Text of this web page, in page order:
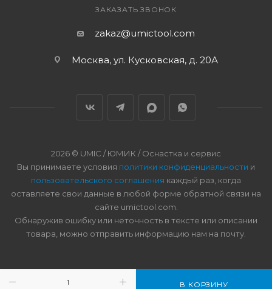
В КОРЗИНУ
ЗАКАЗАТЬ ЗВОНОК
zakaz@umictool.com
Москва, ул. Кусковская, д. 20А
2026 © UMIC / ЮМИК / Оснастка и сервис
Вы принимаете условия политики конфиденциальности и
пользовательского соглашения каждый раз, когда
оставляете свои данные в любой форме обратной связи на
сайте umictool.com.
Обнаружив ошибку или неточность в тексте или описании
товара, можно отправить информацию нам на почту.